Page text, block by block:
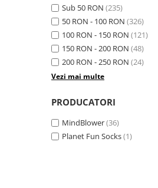
Sub 50 RON (235)
50 RON - 100 RON (326)
100 RON - 150 RON (121)
150 RON - 200 RON (48)
200 RON - 250 RON (24)
Vezi mai multe
PRODUCATORI
MindBlower(36)
Planet Fun Socks(1)